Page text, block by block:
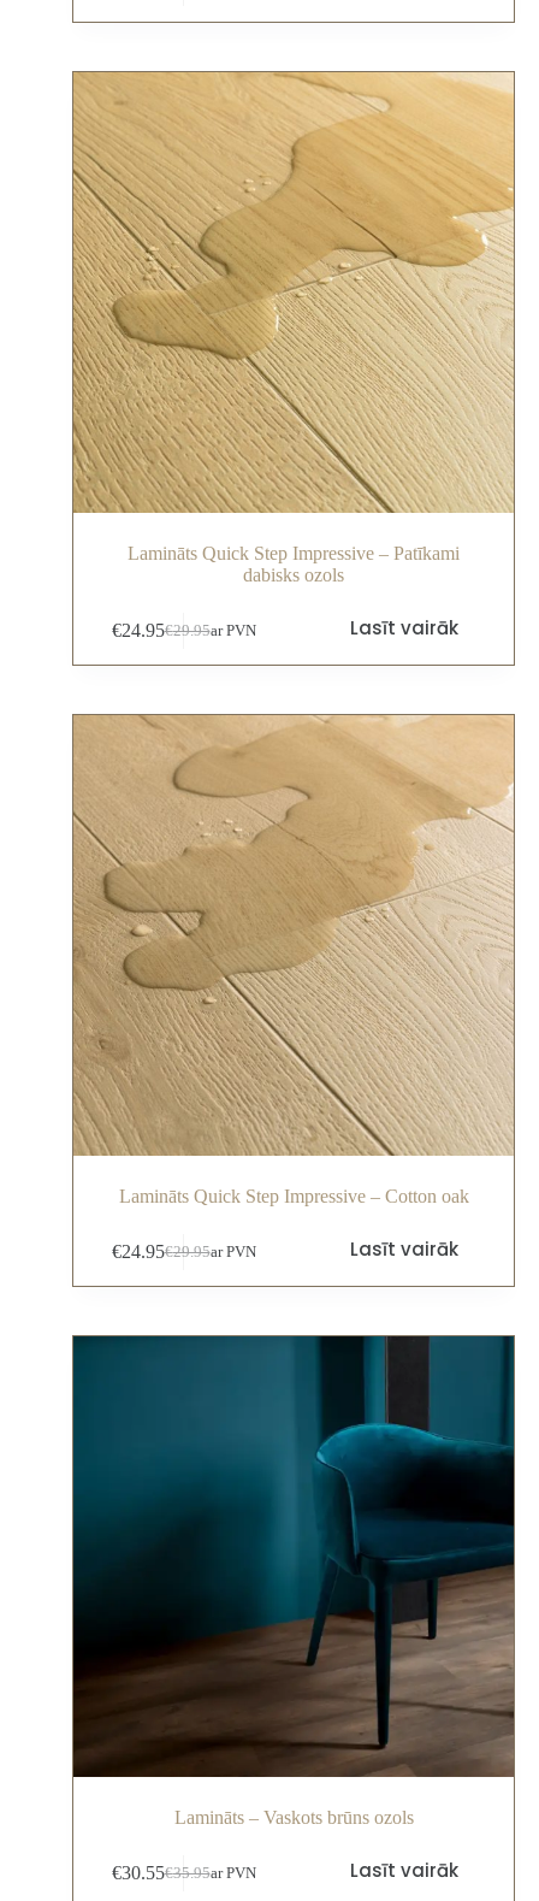
Lamināts Quick Step Impressive – Patīkami
dabisks ozols
€29.95
€24.95 ar PVN Lasīt vairāk
Lamināts Quick Step Impressive – Cotton oak
€29.95
€24.95 ar PVN Lasīt vairāk
Lamināts – Vaskots brūns ozols
€35.95
€30.55 ar PVN Lasīt vairāk